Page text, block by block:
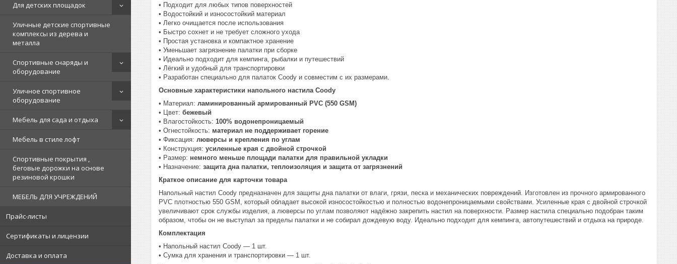
Для детских площадок
Уличные детские спортивные
комплексы из дерева и
металла
Спортивные снаряды и
оборудование
Уличное спортивное
оборудование
Мебель для сада и отдыха
Мебель в стиле лофт
Спортивные покрытия ,
беговые дорожки на основе
резиновой крошки
МЕБЕЛЬ ДЛЯ УЧРЕЖДЕНИЙ
Прайс-листы
Сертификаты и лицензии
Доставка и оплата
• Подходит для любых типов поверхностей
• Водостойкий и износостойкий материал
• Легко очищается после использования
• Быстро сохнет и не требует сложного ухода
• Простая установка и компактное хранение
• Уменьшает загрязнение палатки при сборке
• Идеально подходит для кемпинга, рыбалки и путешествий
• Лёгкий и удобный для транспортировки
• Разработан специально для палаток Coody и совместим с их размерами.
Основные характеристики напольного настила Coody
• Материал: ламинированный армированный PVC (550 GSM)
• Цвет: бежевый
• Влагостойкость: 100% водонепроницаемый
• Огнестойкость: материал не поддерживает горение
• Фиксация: люверсы и крепления по углам
• Конструкция: усиленные края с двойной строчкой
• Размер: немного меньше площади палатки для правильной укладки
• Назначение: защита дна палатки, теплоизоляция и защита от загрязнений
Краткое описание для карточки товара
Напольный настил Coody предназначен для защиты дна палатки от влаги, грязи, песка и механических повреждений. Изготовлен из прочного армированного
PVC плотностью 550 GSM, который обладает высокой износостойкостью и полностью водонепроницаемыми свойствами. Усиленные края с двойной строчкой
увеличивают срок службы изделия, а люверсы по углам позволяют надёжно закрепить настил на поверхности. Размер настила специально подобран таким
образом, чтобы он не выступал за пределы палатки и не собирал дождевую воду. Идеально подходит для кемпинга, автопутешествий и отдыха на природе.
Комплектация
• Напольный настил Coody — 1 шт.
• Сумка для хранения и транспортировки — 1 шт.